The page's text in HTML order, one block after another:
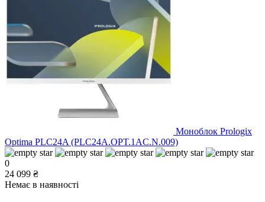
Моноблок Prologix
Optima PLC24A (PLC24A.OPT.1AC.N.009)
0
24 099 ₴
Немає в наявності